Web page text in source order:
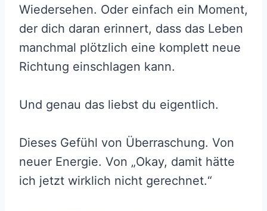
Wiedersehen. Oder einfach ein Moment,
der dich daran erinnert, dass das Leben
manchmal plötzlich eine komplett neue
Richtung einschlagen kann.
Und genau das liebst du eigentlich.
Dieses Gefühl von Überraschung. Von
neuer Energie. Von „Okay, damit hätte
ich jetzt wirklich nicht gerechnet.“